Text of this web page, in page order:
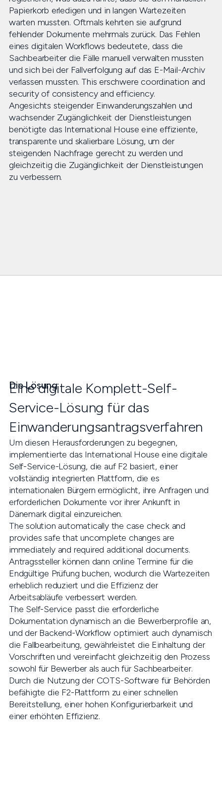
Papierkorb erledigen und in langen Wartezeiten
warten mussten. Oftmals kehrten sie aufgrund
fehlender Dokumente mehrmals zurück. Das Fehlen
eines digitalen Workflows bedeutete, dass die
Sachbearbeiter die Fälle manuell verwalten mussten
und sich bei der Fallverfolgung auf das E-Mail-Archiv
verlassen mussten. This erschwere coordination and
security of consistency and efficiency.
Angesichts steigender Einwanderungszahlen und
wachsender Zugänglichkeit der Dienstleistungen
benötigte das International House eine effiziente,
transparente und skalierbare Lösung, um der
steigenden Nachfrage gerecht zu werden und
gleichzeitig die Zugänglichkeit der Dienstleistungen
zu verbessern.
Die Lösung
Eine digitale Komplett-Self-
Service-Lösung für das
Einwanderungsantragsverfahren
Um diesen Herausforderungen zu begegnen,
implementierte das International House eine digitale
Self-Service-Lösung, die auf F2 basiert, einer
vollständig integrierten Plattform, die es
internationalen Bürgern ermöglicht, ihre Anfragen und
erforderlichen Dokumente vor ihrer Ankunft in
Dänemark digital einzureichen.
The solution automatically the case check and
provides safe that uncomplete changes are
immediately and required additional documents.
Antragssteller können dann online Termine für die
Endgültige Prüfung buchen, wodurch die Wartezeiten
erheblich reduziert und die Effizienz der
Arbeitsabläufe verbessert werden.
The Self-Service passt die erforderliche
Dokumentation dynamisch an die Bewerberprofile an,
und der Backend-Workflow optimiert auch dynamisch
die Fallbearbeitung, gewährleistet die Einhaltung der
Vorschriften und vereinfacht gleichzeitig den Prozess
sowohl für Bewerber als auch für Sachbearbeiter.
Durch die Nutzung der COTS-Software für Behörden
befähigte die F2-Plattform zu einer schnellen
Bereitstellung, einer hohen Konfigurierbarkeit und
einer erhöhten Effizienz.